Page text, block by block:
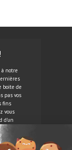
notre
boite de
pas vos
fins
vous
d'un